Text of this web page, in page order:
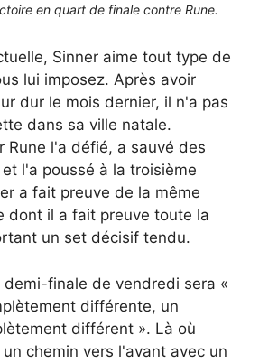
en quart de finale contre Rune.
Sinner aime tout type de
lui imposez. Après avoir
dur le mois dernier, il n'a pas
dans sa ville natale.
Rune l'a défié, a sauvé des
l'a poussé à la troisième
a fait preuve de la même
dont il a fait preuve toute la
un set décisif tendu.
demi-finale de vendredi sera «
différente, un
différent ». Là où
chemin vers l'avant avec un